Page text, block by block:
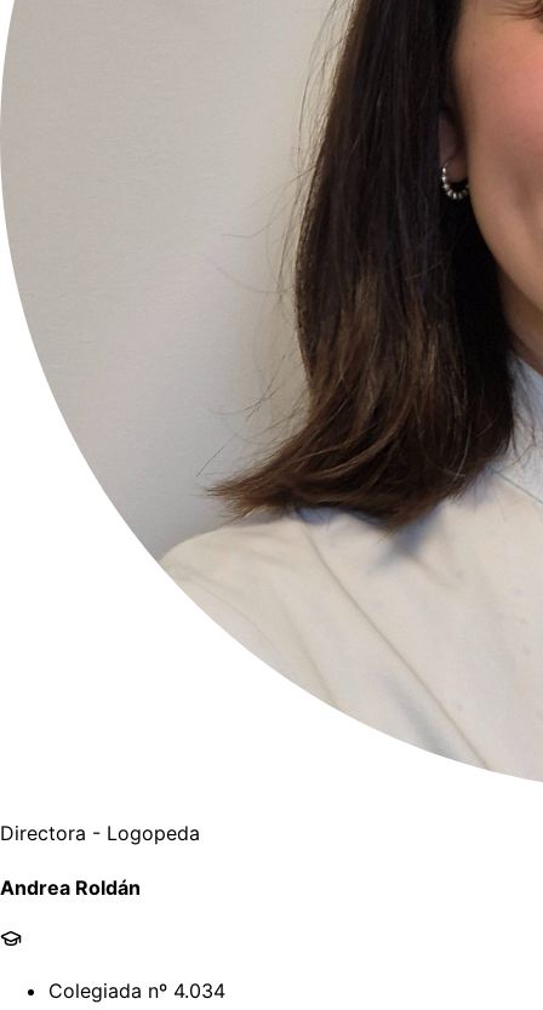
Directora - Logopeda
Andrea Roldán
Colegiada nº 4.034